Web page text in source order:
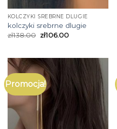
KOLCZYKI SREBRNE DLUGIE
kolczyki srebrne dlugie
zł138.00 zł106.00
Promocja!